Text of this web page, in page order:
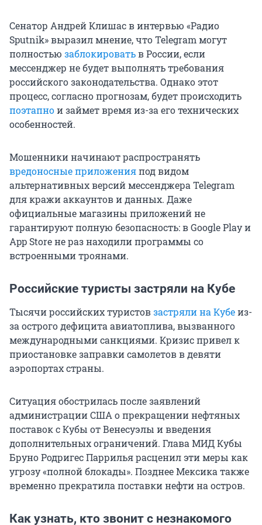
Сенатор Андрей Клишас в интервью «Радио
Sputnik» выразил мнение, что Telegram могут
полностью заблокироватьв России, если
мессенджер не будет выполнять требования
российского законодательства. Однако этот
процесс, согласно прогнозам, будет происходить
поэтапнои займет время из-за его технических
особенностей.
Мошенники начинают распространять
вредоносные приложенияпод видом
альтернативных версий мессенджера Telegram
для кражи аккаунтов и данных. Даже
официальные магазины приложений не
гарантируют полную безопасность: в Google Play и
App Store не раз находили программы со
встроенными троянами.
Российские туристы застряли на Кубе
Тысячи российских туристовзастряли на Кубеиз-
за острого дефицита авиатоплива, вызванного
международными санкциями. Кризис привел к
приостановке заправки самолетов в девяти
аэропортах страны.
Ситуация обострилась после заявлений
администрации США о прекращении нефтяных
поставок с Кубы от Венесуэлы и введения
дополнительных ограничений. Глава МИД Кубы
Бруно Родригес Паррилья расценил эти меры как
угрозу «полной блокады». Позднее Мексика также
временно прекратила поставки нефти на остров.
Как узнать, кто звонит с незнакомого